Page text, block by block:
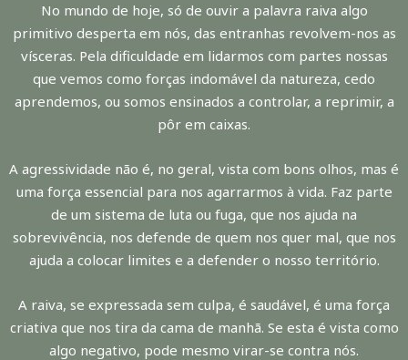
No mundo de hoje, só de ouvir a palavra raiva algo
primitivo desperta em nós, das entranhas revolvem-nos as
vísceras. Pela dificuldade em lidarmos com partes nossas
que vemos como forças indomável da natureza, cedo
aprendemos, ou somos ensinados a controlar, a reprimir, a
pôr em caixas.
A agressividade não é, no geral, vista com bons olhos, mas é
uma força essencial para nos agarrarmos à vida. Faz parte
de um sistema de luta ou fuga, que nos ajuda na
sobrevivência, nos defende de quem nos quer mal, que nos
ajuda a colocar limites e a defender o nosso território.
A raiva, se expressada sem culpa, é saudável, é uma força
criativa que nos tira da cama de manhã. Se esta é vista como
algo negativo, pode mesmo virar-se contra nós.